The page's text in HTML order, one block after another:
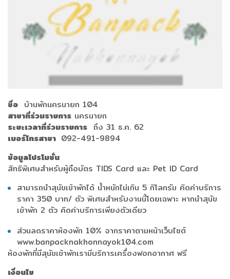
ชื่อ บ้านพักนครนายก 104
สาขาที่ร่วมรายการ นครนายก
ระยะเวลาที่ร่วมรายการ ถึง 31 ธ.ค. 62
เบอร์โทรสาขา 092-491-9894
ข้อมูลโปรโมชั่น
สิทธิพิเศษสำหรับผู้ถือบัตร TIDS Card และ Pet ID Card
สามารถนำสุนัขเข้าพักได้ น้ำหนักไม่เกิน 5 กิโลกรัม คิดค่าบริการ
ราคา 350 บาท/ ตัว พิเศษสำหรับงานนี้โดยเฉพาะ หากนำสุนัข
เข้าพัก 2 ตัว คิดค่าบริการเพียงตัวเดียว
ส่วนลดราคาห้องพัก 10% จากราคาตามหน้าเว็บไซต์
www.banpacknakhonnayok104.com
ห้องพักที่มีสุนัขเข้าพักเรามีบริการเครื่องฟอกอากาศ ฟรี
เงื่อนไข